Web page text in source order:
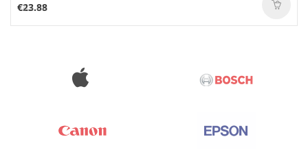
€23.88